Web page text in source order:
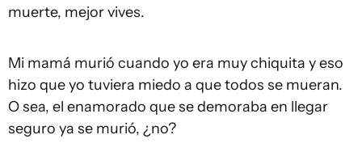
muerte, mejor vives.
Mi mamá murió cuando yo era muy chiquita y eso
hizo que yo tuviera miedo a que todos se mueran.
O sea, el enamorado que se demoraba en llegar
seguro ya se murió, ¿no?